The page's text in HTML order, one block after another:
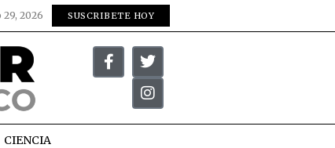
29, 2026 SUSCRIBETE HOY
CIENCIA